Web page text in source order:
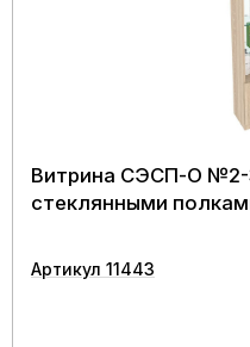
Витрина СЭСП-О №2-
стеклянными
Артикул 11443